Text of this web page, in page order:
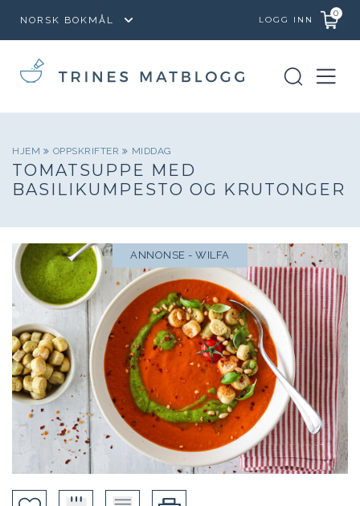
LOGG INN
0
HJEM OPPSKRIFTER MIDDAG
TOMATSUPPE MED
BASILIKUMPESTO OG KRUTONGER
ANNONSE - WILFA